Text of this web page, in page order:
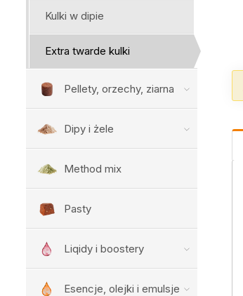
Kulki w dipie
Extra twarde kulki
Pellety, orzechy, ziarna
Dipy i żele
Method mix
Pasty
Liqidy i boostery
Esencje, olejki i emulsje